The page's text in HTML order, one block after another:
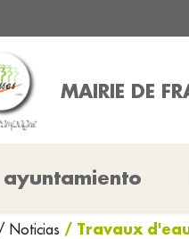
MAIRIE DE
ayuntamiento
Noticias / Travaux